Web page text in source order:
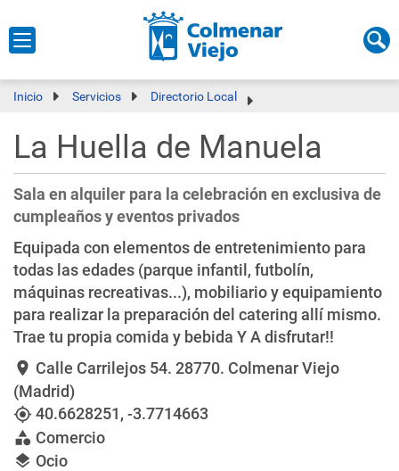
Inicio Servicios Directorio Local
La Huella de Manuela
Sala en alquiler para la celebración en exclusiva de
cumpleaños y eventos privados
Equipada con elementos de entretenimiento para
todas las edades (parque infantil, futbolín,
máquinas recreativas...), mobiliario y equipamiento
para realizar la preparación del catering allí mismo.
Trae tu propia comida y bebida Y A disfrutar!!
location_on Calle Carrilejos 54. 28770. Colmenar Viejo
(Madrid)
my_location40.6628251, -3.7714663
category Comercio
layers Ocio